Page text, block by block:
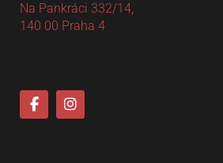
Na Pankráci 332/14,
140 00 Praha 4